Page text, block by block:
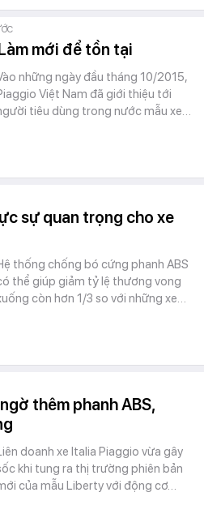
mới để tồn tại
những ngày đầu tháng 10/2015,
Việt Nam đã giới thiệu tới
tiêu dùng trong nước mẫu xe…
sự quan trọng cho xe
thống chống bó cứng phanh ABS
thể giúp giảm tỷ lệ thương vong
còn hơn 1/3 so với những xe…
thêm phanh ABS,
doanh xe Italia Piaggio vừa gây
khi tung ra thị trường phiên bản
của mẫu Liberty với động cơ…